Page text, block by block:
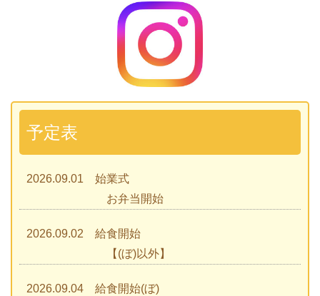
予定表
2026.09.01 始業式
お弁当開始
2026.09.02 給食開始
【(ぼ)以外】
2026.09.04 給食開始(ぼ)